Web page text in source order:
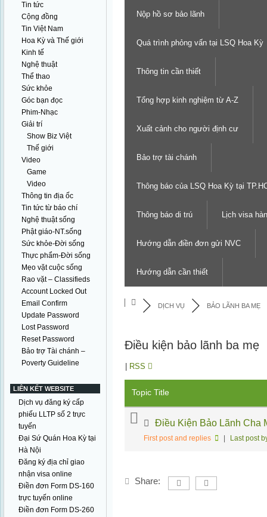
Tin tức
Cộng đồng
Tin Việt Nam
Hoa Kỳ và Thế giới
Kinh tế
Nghệ thuật
Thể thao
Sức khỏe
Góc bạn đọc
Phim-Nhạc
Giải trí
Show Biz Việt
Thế giới
Video
Game
Video
Thông tin địa ốc
Tin tức từ báo chí
Nghệ thuật sống
Phật giáo-NT.sống
Sức khỏe-Đời sống
Thực phẩm-Đời sống
Mẹo vặt cuộc sống
Rao vặt – Classifieds
Account Locked Out
Email Confirm
Update Password
Lost Password
Reset Password
Bảo trợ Tài chánh –
Poverty Guideline
LIÊN KẾT WEBSITE
Dịch vụ đăng ký cấp
phiếu LLTP số 2 trực
tuyến
Đại Sứ Quán Hoa Kỳ tại
Hà Nội
Đăng ký địa chỉ giao
nhận visa online
Điền đơn Form DS-160
trực tuyến online
Điền đơn Form DS-260
Nộp hồ sơ bảo lãnh
Quá trình phỏng vấn tại LSQ Hoa Kỳ
Thông tin cần thiết
Tổng hợp kinh nghiệm từ A-Z
Xuất cảnh cho người định cư
Bảo trợ tài chánh
Thông báo của LSQ Hoa Kỳ tại
Thông báo di trú Lịch visa
Hướng dẫn điền đơn gửi NVC
Hướng dẫn cần thiết
DỊCH VỤ BẢO LÃNH BA MẸ
Điều kiện bảo lãnh ba mẹ
RSS
Topic Title
Điều Kiện Bảo Lãnh Cha
First post and replies Last post
Share: